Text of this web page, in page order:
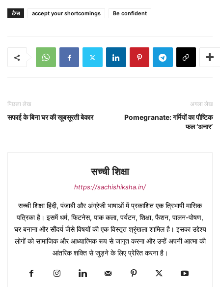
टैग्स accept your shortcomings Be confident
पिछला लेख
सफाई के बिना घर की खूबसूरती बेकार
अगला लेख
Pomegranate: गर्मियों का पौष्टिक
फल ‘अनार’
सच्ची शिक्षा
https://sachishiksha.in/
सच्ची शिक्षा हिंदी, पंजाबी और अंग्रेजी भाषाओं में प्रकाशित एक त्रिभाषी मासिक
पत्रिका है। इसमें धर्म, फिटनेस, पाक कला, पर्यटन, शिक्षा, फैशन, पालन-पोषण,
घर बनाना और सौंदर्य जैसे विषयों की एक विस्तृत श्रृंखला शामिल है। इसका उद्देश्य
लोगों को सामाजिक और आध्यात्मिक रूप से जागृत करना और उन्हें अपनी आत्मा की
आंतरिक शक्ति से जुड़ने के लिए प्रेरित करना है।